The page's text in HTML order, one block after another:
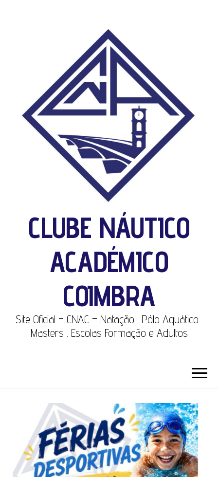
CLUBE NÁUTICO
ACADÉMICO
COIMBRA
Site Oficial – CNAC – Natação . Pólo Aquático .
Masters . Escolas Formação e Adultos